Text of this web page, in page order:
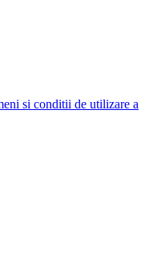
si conditii de utilizare a